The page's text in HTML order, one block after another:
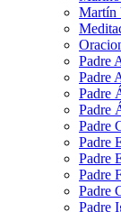
Martín
Padre
Padre
Padre
Padre
Padre
Padre
Padre
Padre
Padre
Padre